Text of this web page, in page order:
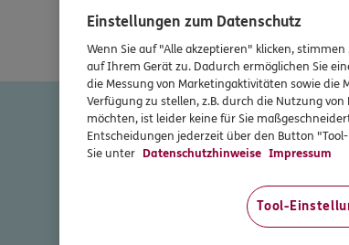
Unser Team am Standort
Einstellungen zum Datenschutz
Wenn Sie auf "Alle akzeptieren" klicken,
auf Ihrem Gerät zu. Dadurch ermöglichen Sie
die Messung von Marketingaktivitäten sowie
Verfügung zu stellen, z.B. durch die Nutzung von
möchten, ist leider keine für Sie
Entscheidungen jederzeit über den Button
Sie unter Datenschutzhinweise Impressum
Tool-